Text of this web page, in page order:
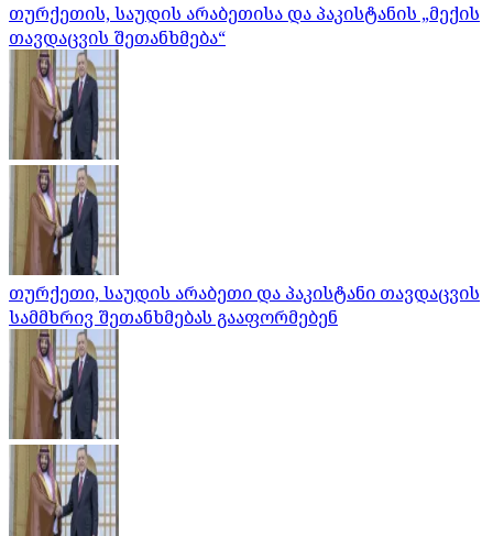
თურქეთის, საუდის არაბეთისა და პაკისტანის „მექის
თავდაცვის შეთანხმება“
თურქეთი, საუდის არაბეთი და პაკისტანი თავდაცვის
სამმხრივ შეთანხმებას გააფორმებენ